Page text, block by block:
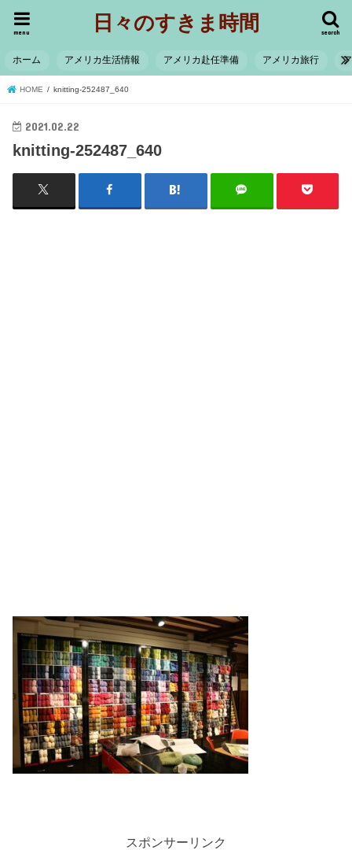
日々のすきま時間 search
menu
ホーム アメリカ生活情報 アメリカ赴任準備 アメリカ旅行
HOME knitting-252487_640
2021.02.22
knitting-252487_640
スポンサーリンク